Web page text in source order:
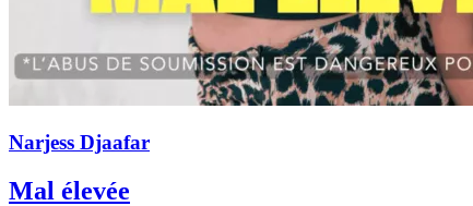
Narjess Djaafar
Mal élevée